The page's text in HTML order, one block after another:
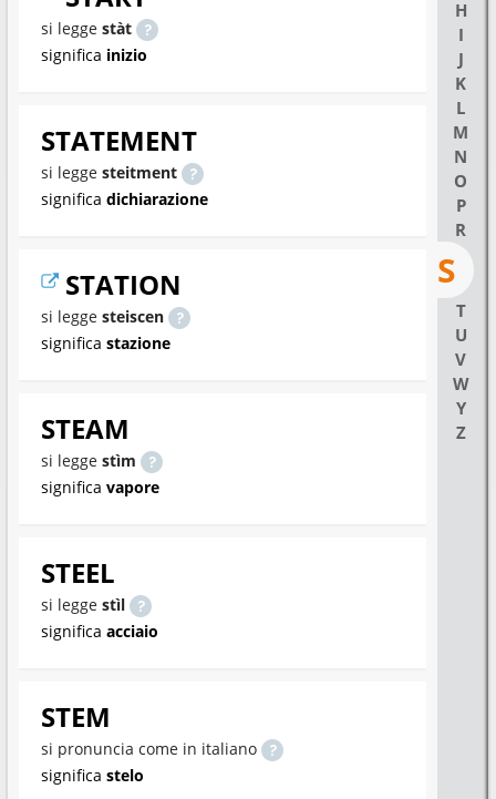
H
I
J
K
L
M
N
O
P
R
S
T
U
V
W
Y
Z
si legge stàt
significa inizio
STATEMENT
si legge steitment
significa dichiarazione
STATION
si legge steiscen
significa stazione
STEAM
si legge stìm
significa vapore
STEEL
si legge stìl
significa acciaio
STEM
si pronuncia come in italiano
significa stelo